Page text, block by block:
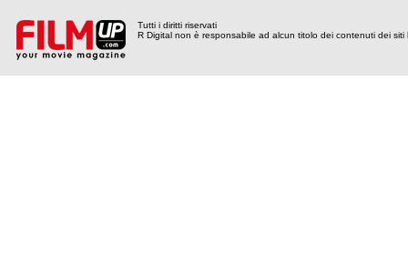
Tutti i diritti riservati
R Digital non è responsabile ad alcun titolo dei contenuti dei siti